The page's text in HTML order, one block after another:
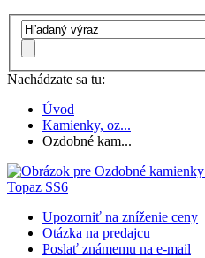
Nachádzate sa tu:
Úvod
Kamienky, oz...
Ozdobné kam...
Upozorniť na zníženie ceny
Otázka na predajcu
Poslať známemu na e-mail